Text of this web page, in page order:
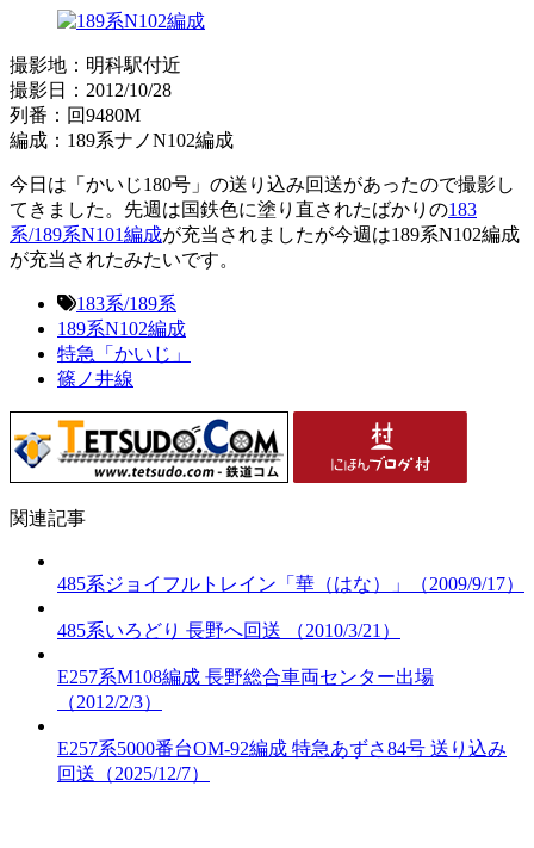
撮影地：明科駅付近
撮影日：2012/10/28
列番：回9480M
編成：189系ナノN102編成
今日は「かいじ180号」の送り込み回送があったので撮影し
てきました。先週は国鉄色に塗り直されたばかりの183
系/189系N101編成が充当されましたが今週は189系N102編成
が充当されたみたいです。
183系/189系
189系N102編成
特急「かいじ」
篠ノ井線
関連記事
485系ジョイフルトレイン「華（はな）」（2009/9/17）
485系いろどり 長野へ回送 （2010/3/21）
E257系M108編成 長野総合車両センター出場
（2012/2/3）
E257系5000番台OM-92編成 特急あずさ84号 送り込み
回送（2025/12/7）